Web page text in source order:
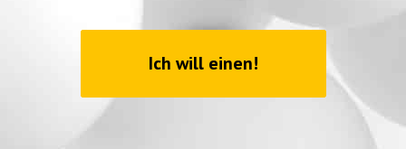
Ich will einen!